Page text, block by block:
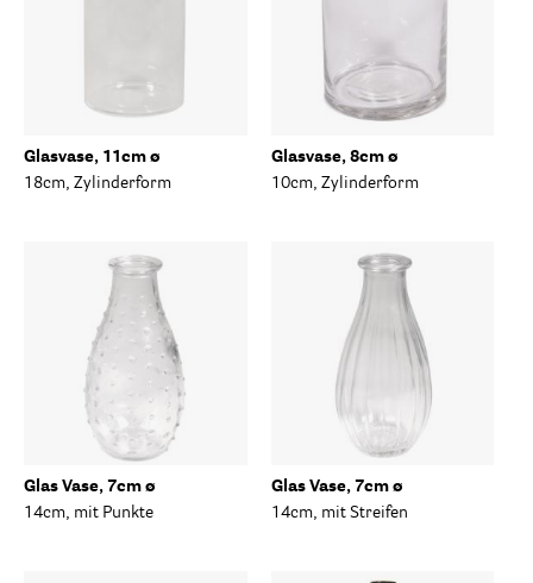
Glasvase, 11cm ø
18cm, Zylinderform
Glasvase, 8cm ø
10cm, Zylinderform
Glas Vase, 7cm ø
14cm, mit Punkte
Glas Vase, 7cm ø
14cm, mit Streifen